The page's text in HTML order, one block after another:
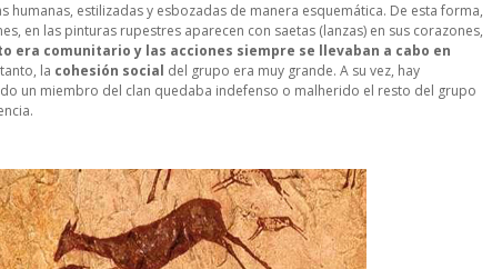
estilizadas y esbozadas de manera esquemática. De esta forma,
en las pinturas rupestres aparecen con saetas (lanzas) en sus corazones,
era comunitario y las acciones siempre se llevaban a cabo en
la cohesión social del grupo era muy grande. A su vez, hay
un miembro del clan quedaba indefenso o malherido el resto del grupo